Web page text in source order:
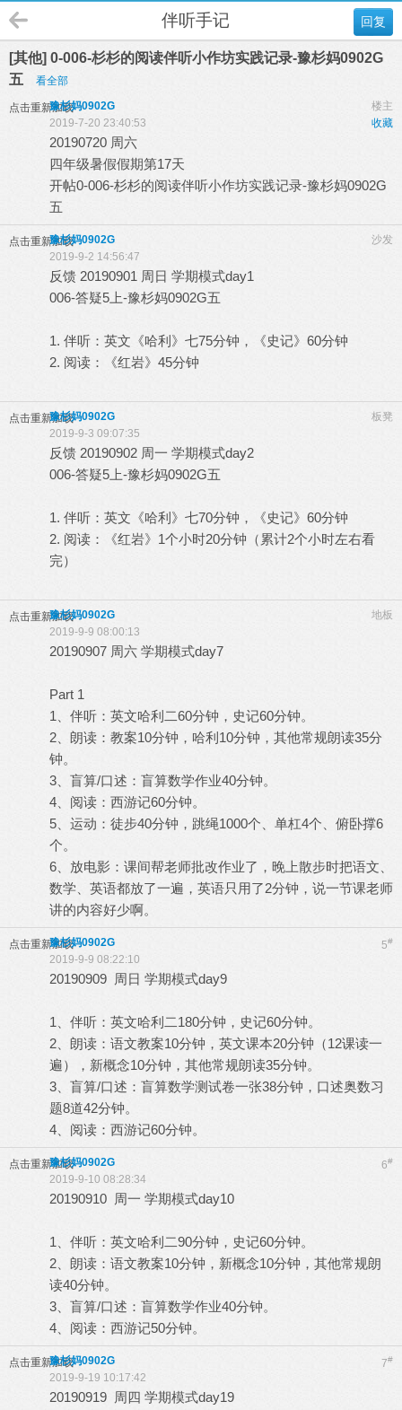
回复
伴听手记
[其他] 0-006-杉杉的阅读伴听小作坊实践记录-豫杉妈0902G
五
看全部
点击重新加载 楼主
豫杉妈0902G
收藏
2019-7-20 23:40:53
20190720 周六
四年级暑假假期第17天
开帖0-006-杉杉的阅读伴听小作坊实践记录-豫杉妈0902G
五
点击重新加载 沙发
豫杉妈0902G
2019-9-2 14:56:47
反馈 20190901 周日 学期模式day1
006-答疑5上-豫杉妈0902G五
1. 伴听：英文《哈利》七75分钟，《史记》60分钟
2. 阅读：《红岩》45分钟
点击重新加载 板凳
豫杉妈0902G
2019-9-3 09:07:35
反馈 20190902 周一 学期模式day2
006-答疑5上-豫杉妈0902G五
1. 伴听：英文《哈利》七70分钟，《史记》60分钟
2. 阅读：《红岩》1个小时20分钟（累计2个小时左右看
完）
点击重新加载 地板
豫杉妈0902G
2019-9-9 08:00:13
20190907 周六 学期模式day7
Part 1
1、伴听：英文哈利二60分钟，史记60分钟。
2、朗读：教案10分钟，哈利10分钟，其他常规朗读35分
钟。
3、盲算/口述：盲算数学作业40分钟。
4、阅读：西游记60分钟。
5、运动：徒步40分钟，跳绳1000个、单杠4个、俯卧撑6
个。
6、放电影：课间帮老师批改作业了，晚上散步时把语文、
数学、英语都放了一遍，英语只用了2分钟，说一节课老师
讲的内容好少啊。
点击重新加载 5#
豫杉妈0902G
2019-9-9 08:22:10
20190909 周日 学期模式day9
1、伴听：英文哈利二180分钟，史记60分钟。
2、朗读：语文教案10分钟，英文课本20分钟（12课读一
遍），新概念10分钟，其他常规朗读35分钟。
3、盲算/口述：盲算数学测试卷一张38分钟，口述奥数习
题8道42分钟。
4、阅读：西游记60分钟。
点击重新加载 6#
豫杉妈0902G
2019-9-10 08:28:34
20190910 周一 学期模式day10
1、伴听：英文哈利二90分钟，史记60分钟。
2、朗读：语文教案10分钟，新概念10分钟，其他常规朗
读40分钟。
3、盲算/口述：盲算数学作业40分钟。
4、阅读：西游记50分钟。
点击重新加载 7#
豫杉妈0902G
2019-9-19 10:17:42
20190919 周四 学期模式day19